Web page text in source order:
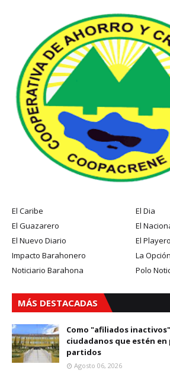
El Caribe
El Dia
El Guazarero
El
El Nuevo Diario
El
Impacto Barahonero
La
Noticiario Barahona
Polo
MÁS DESTACADAS
Como "afiliados
ciudadanos que estén
partidos
Agosto 06, 2026